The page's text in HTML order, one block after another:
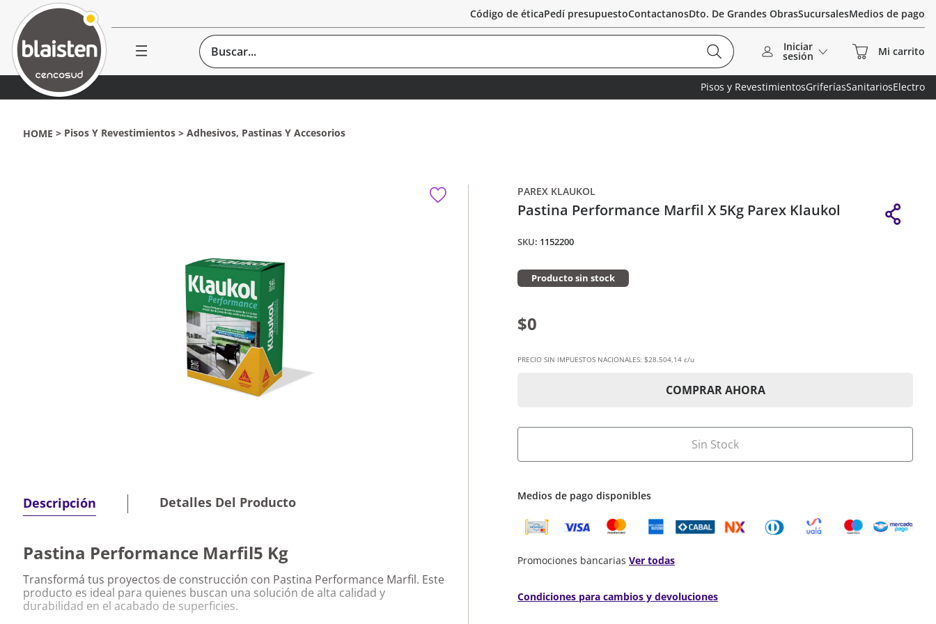
Código de éticaPedí presupuestoContactanosDto. De Grandes ObrasSucursalesMedios de pago
Buscar... Iniciar
sesión
Pisos y RevestimientosGriferíasSanitariosElectro
Pisos Y Revestimientos Adhesivos, Pastinas Y Accesorios
Descripción Detalles Del Producto
Pastina Performance Marfil5 Kg
Transformá tus proyectos de construcción con Pastina Performance Marfil. Este
producto es ideal para quienes buscan una solución de alta calidad y
durabilidad en el acabado de superficies.
PAREX KLAUKOL
Pastina Performance Marfil X 5Kg Parex Klaukol
: 1152200
Producto sin stock
$0
PRECIO SIN IMPUESTOS NACIONALES: $28.504,14 c/u
COMPRAR AHORA
Sin Stock
Medios de pago disponibles
Promociones bancarias Ver todas
Condiciones para cambios y devoluciones